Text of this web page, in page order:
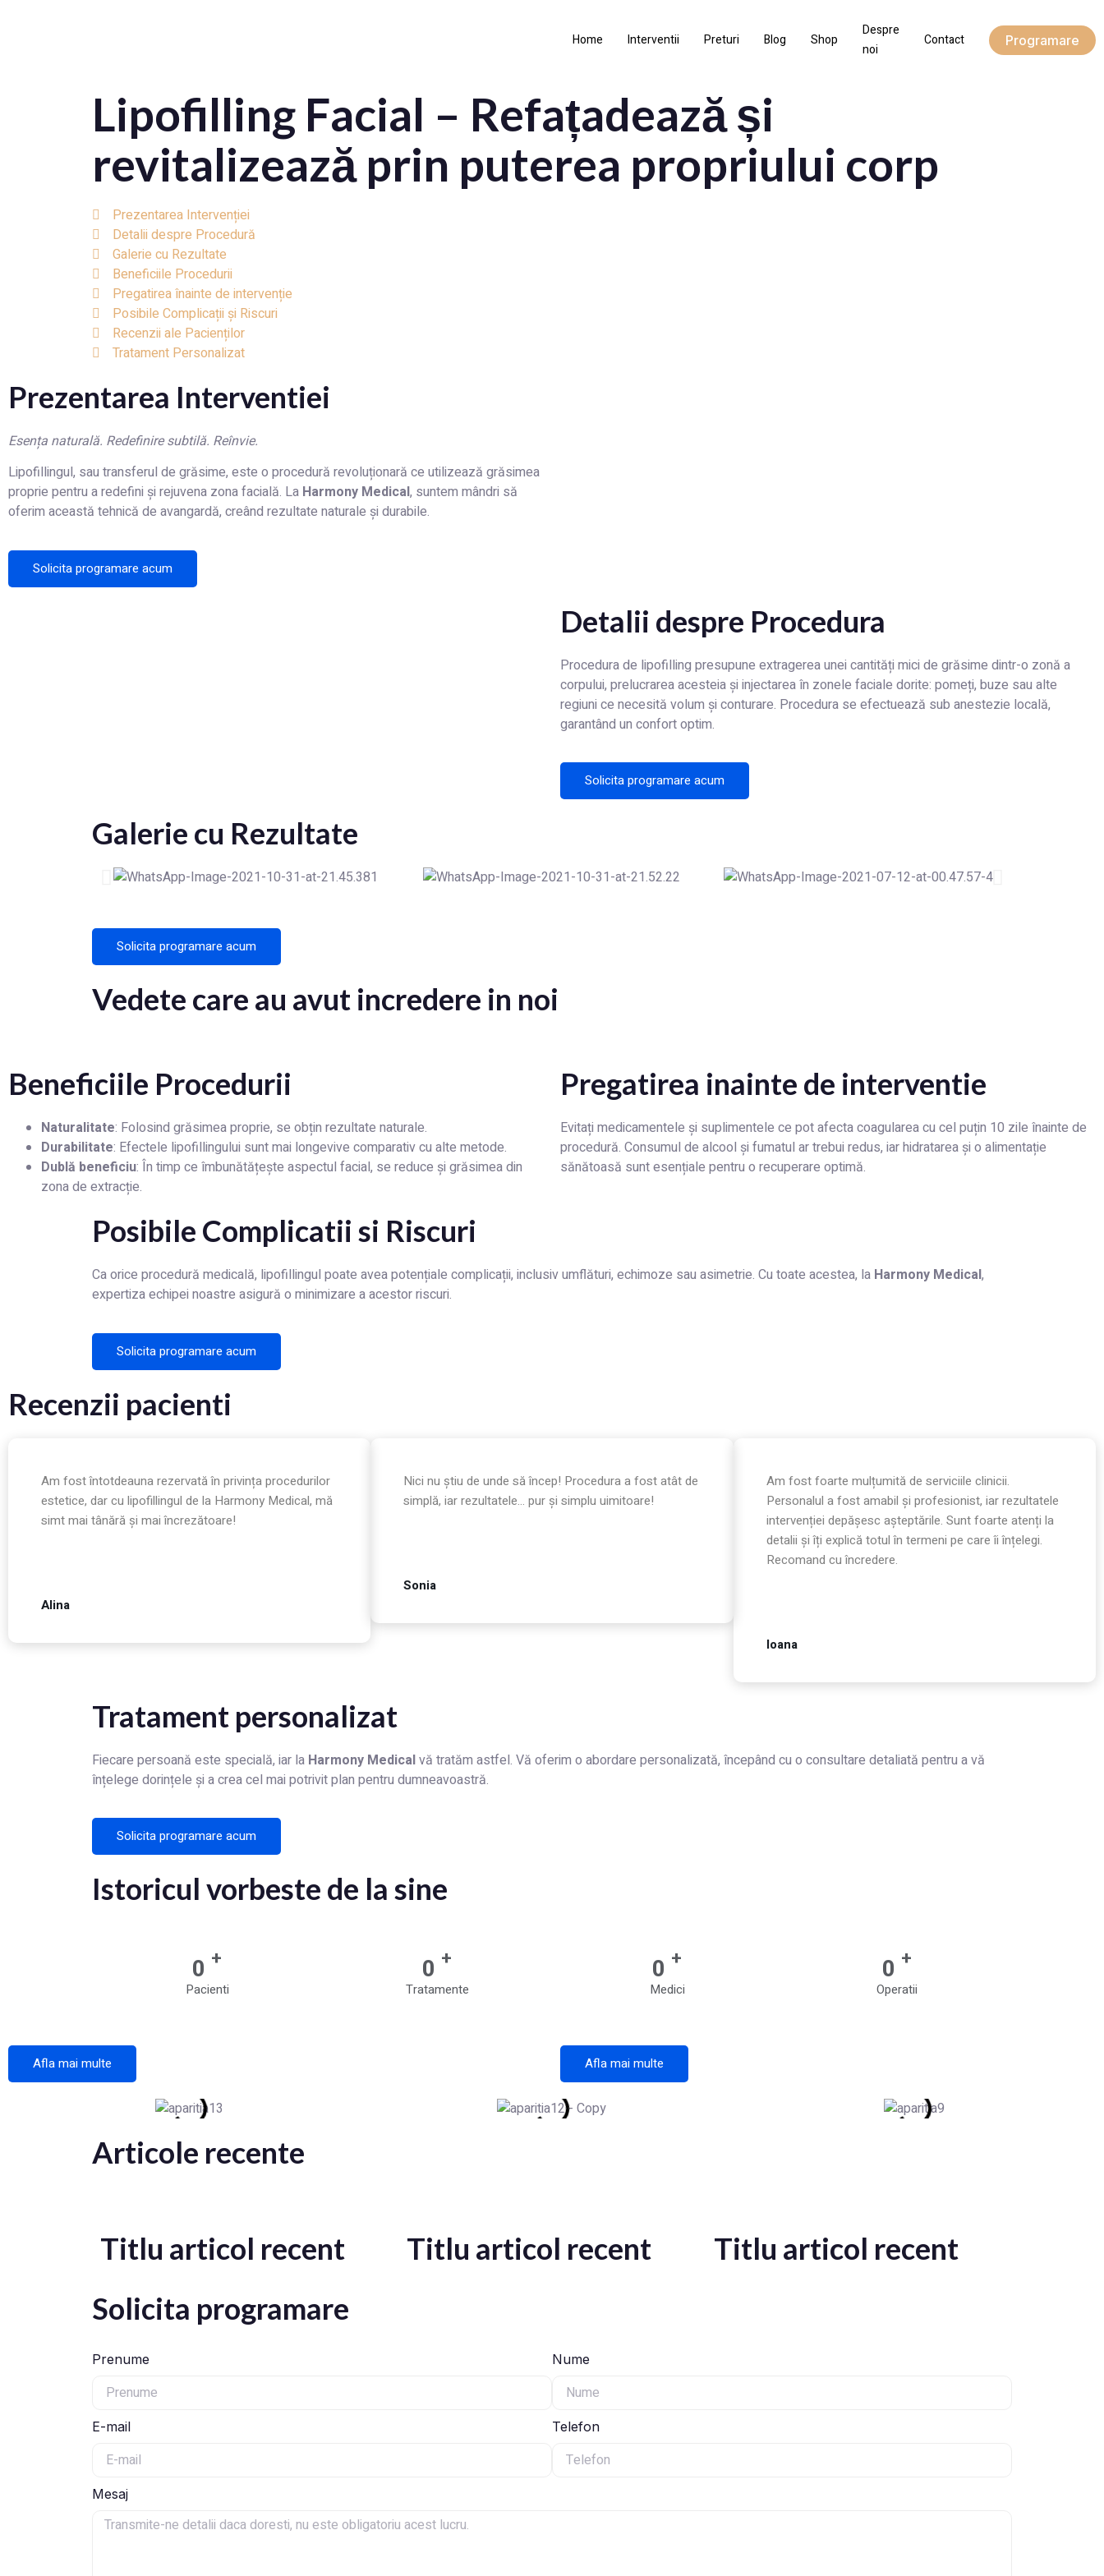
Home Interventii Preturi Blog Shop
Despre
noi
Contact Programare
Lipofilling Facial – Refațadează și
revitalizează prin puterea propriului corp
Prezentarea Intervenției
Detalii despre Procedură
Galerie cu Rezultate
Beneficiile Procedurii
Pregatirea înainte de intervenție
Posibile Complicații și Riscuri
Recenzii ale Pacienților
Tratament Personalizat
Prezentarea Interventiei
Esența naturală. Redefinire subtilă. Reînvie.
Lipofillingul, sau transferul de grăsime, este o procedură revoluționară ce utilizează grăsimea
proprie pentru a redefini și rejuvena zona facială. La Harmony Medical, suntem mândri să
oferim această tehnică de avangardă, creând rezultate naturale și durabile.
Solicita programare acum
Detalii despre Procedura
Procedura de lipofilling presupune extragerea unei cantități mici de grăsime dintr-o zonă a
corpului, prelucrarea acesteia și injectarea în zonele faciale dorite: pomeți, buze sau alte
regiuni ce necesită volum și conturare. Procedura se efectuează sub anestezie locală,
garantând un confort optim.
Solicita programare acum
Galerie cu Rezultate
Solicita programare acum
Vedete care au avut incredere in noi
Beneficiile Procedurii
Naturalitate: Folosind grăsimea proprie, se obțin rezultate naturale.
Durabilitate: Efectele lipofillingului sunt mai longevive comparativ cu alte metode.
Dublă beneficiu: În timp ce îmbunătățește aspectul facial, se reduce și grăsimea din
zona de extracție.
Pregatirea inainte de interventie
Evitați medicamentele și suplimentele ce pot afecta coagularea cu cel puțin 10 zile înainte de
procedură. Consumul de alcool și fumatul ar trebui redus, iar hidratarea și o alimentație
sănătoasă sunt esențiale pentru o recuperare optimă.
Posibile Complicatii si Riscuri
Ca orice procedură medicală, lipofillingul poate avea potențiale complicații, inclusiv umflături, echimoze sau asimetrie. Cu toate acestea, la Harmony Medical,
expertiza echipei noastre asigură o minimizare a acestor riscuri.
Solicita programare acum
Recenzii pacienti
Am fost întotdeauna rezervată în privința procedurilor
estetice, dar cu lipofillingul de la Harmony Medical, mă
simt mai tânără și mai încrezătoare!
Alina
Nici nu știu de unde să încep! Procedura a fost atât de
simplă, iar rezultatele... pur și simplu uimitoare!
Sonia
Am fost foarte mulțumită de serviciile clinicii.
Personalul a fost amabil și profesionist, iar rezultatele
intervenției depășesc așteptările. Sunt foarte atenți la
detalii și îți explică totul în termeni pe care îi înțelegi.
Recomand cu încredere.
Ioana
Tratament personalizat
Fiecare persoană este specială, iar la Harmony Medicalvă tratăm astfel. Vă oferim o abordare personalizată, începând cu o consultare detaliată pentru a vă
înțelege dorințele și a crea cel mai potrivit plan pentru dumneavoastră.
Solicita programare acum
Istoricul vorbeste de la sine
0 +
Pacienti
0 +
Tratamente
0 +
Medici
0 +
Operatii
Afla mai multe Afla mai multe
Articole recente
Titlu articol recent Titlu articol recent
Titlu articol recent
Solicita programare
Prenume Nume
E-mail Telefon
Mesaj